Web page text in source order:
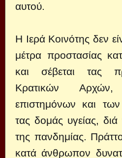
αυτού.
Η Ιερά Κοινότης δεν
μέτρα προστασίας
και σέβεται τας
Κρατικών
επιστημόνων και
τας δομάς υγείας, διά
της πανδημίας.
κατά άνθρωπον